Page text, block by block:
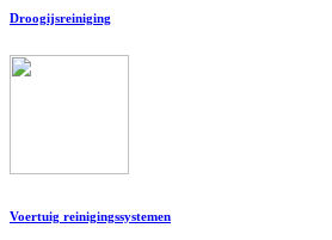
Droogijsreiniging
Voertuig reinigingssystemen